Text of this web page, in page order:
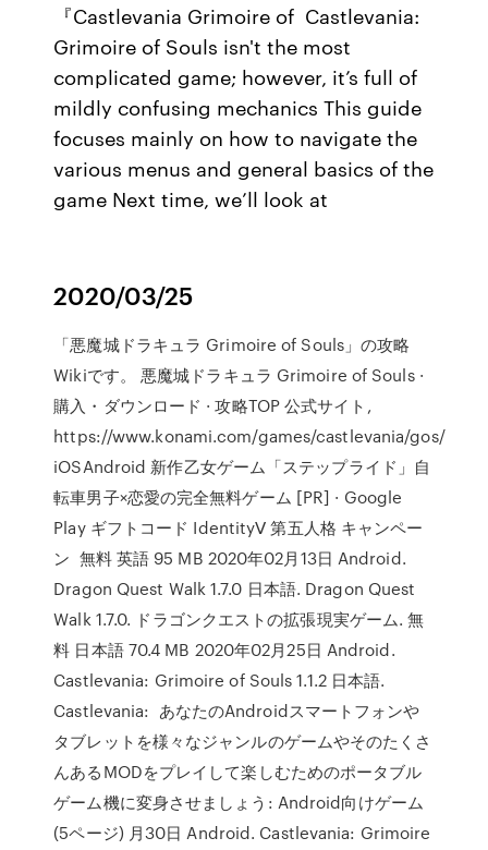
『Castlevania Grimoire of Castlevania:
Grimoire of Souls isn't the most
complicated game; however, it’s full of
mildly confusing mechanics This guide
focuses mainly on how to navigate the
various menus and general basics of the
game Next time, we’ll look at
2020/03/25
「悪魔城ドラキュラ Grimoire of Souls」の攻略
Wikiです。 悪魔城ドラキュラ Grimoire of Souls ·
購入・ダウンロード · 攻略TOP 公式サイト,
https://www.konami.com/games/castlevania/gos/
iOSAndroid 新作乙女ゲーム「ステップライド」自
転車男子×恋愛の完全無料ゲーム [PR] · Google
Play ギフトコード IdentityⅤ 第五人格 キャンペー
ン 無料 英語 95 MB 2020年02月13日 Android.
Dragon Quest Walk 1.7.0 日本語. Dragon Quest
Walk 1.7.0. ドラゴンクエストの拡張現実ゲーム. 無
料 日本語 70.4 MB 2020年02月25日 Android.
Castlevania: Grimoire of Souls 1.1.2 日本語.
Castlevania: あなたのAndroidスマートフォンや
タブレットを様々なジャンルのゲームやそのたくさ
んあるMODをプレイして楽しむためのポータブル
ゲーム機に変身させましょう: Android向けゲーム
(5ページ) 月30日 Android. Castlevania: Grimoire